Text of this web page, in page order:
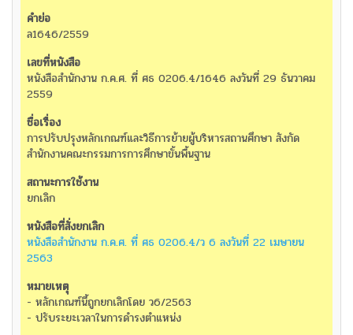
ล1646/2559
หนังสือสำนักงาน ก.ค.ศ. ที่ ศธ 0206.4/1646 ลงวันที่ 29 ธันวาคม
2559
การปรับปรุงหลักเกณฑ์และวิธีการย้ายผู้บริหารสถานศึกษา สังกัด
สำนักงานคณะกรรมการการศึกษาขั้นพื้นฐาน
ยกเลิก
หนังสือสำนักงาน ก.ค.ศ. ที่ ศธ 0206.4/ว 6 ลงวันที่ 22 เมษายน
2563
- หลักเกณฑ์นี้ถูกยกเลิกโดย ว6/2563
- ปรับระยะเวลาในการดำรงตำแหน่ง